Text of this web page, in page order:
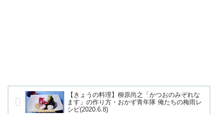
【きょうの料理】柳原尚之「かつおのみぞれな
ます」の作り方・おかず青年隊 俺たちの梅雨レ
シピ(2020.6.8)